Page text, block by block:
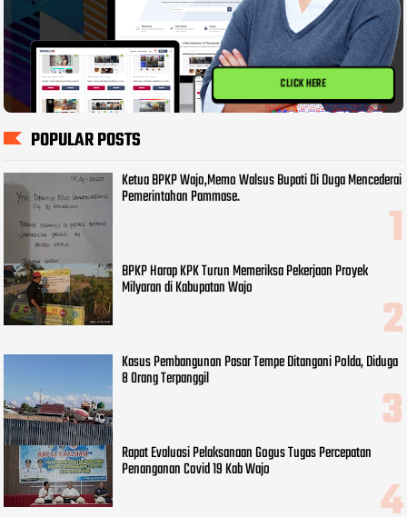
CLICK HERE
POPULAR POSTS
Ketua BPKP Wajo,Memo Walsus Bupati Di Duga Mencederai
Pemerintahan Pammase.
BPKP Harap KPK Turun Memeriksa Pekerjaan Proyek
Milyaran di Kabupatan Wajo
Kasus Pembangunan Pasar Tempe Ditangani Polda, Diduga
8 Orang Terpanggil
Rapat Evaluasi Pelaksanaan Gogus Tugas Percepatan
Penanganan Covid 19 Kab Wajo